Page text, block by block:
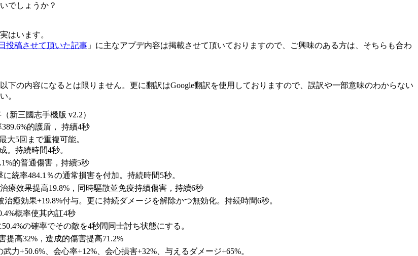
でしょうか？
はいます。
投稿させて頂いた記事 」に主なアプデ内容は掲載させて頂いておりますので、ご興味のある方は、そちらも合わ
下の内容になるとは限りません。更に翻訳はGoogle翻訳を使用しておりますので、誤訳や一部意味のわからない
。
新三國志手機版 v2.2）
的護盾， 持續4秒
大5回まで重複可能。
。持続時間4秒。
的普通傷害，持續5秒
統率484.1％の通常損害を付加。持続時間5秒。
療效果提高19.8%，同時驅散並免疫持續傷害，持續6秒
癒効果+19.8%付与。更に持続ダメージを解除かつ無効化。持続時間6秒。
概率使其內訌4秒
の確率でその敵を4秒間同士討ち状態にする。
提高32%，造成的傷害提高71.2%
+50.6%、会心率+12%、会心損害+32%、与えるダメージ+65%。